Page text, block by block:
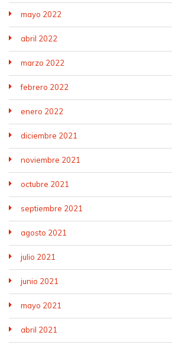
mayo 2022
abril 2022
marzo 2022
febrero 2022
enero 2022
diciembre 2021
noviembre 2021
octubre 2021
septiembre 2021
agosto 2021
julio 2021
junio 2021
mayo 2021
abril 2021